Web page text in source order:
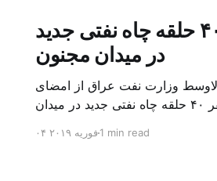
عراق: حفر ۴۰ حلقه چاه نفتی جدید
در میدان مجنون
وزارت نفت عراق از امضای
قرارداد برای حفر ۴۰ حلقه چاه نفتی جدید در میدان
شرکت حفاری عراق روز یکشنبه
۰۴ فوریه ۲۰۱۹1 min read